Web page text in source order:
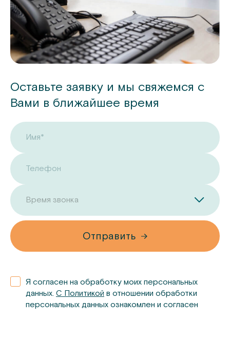
Оставьте заявку и мы свяжемся с
Вами в ближайшее время
Имя*
Телефон
Время звонка
Отправить
Я согласен на обработку моих персональных
данных. С Политикой в отношении обработки
персональных данных ознакомлен и согласен